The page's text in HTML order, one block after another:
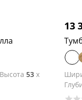
Высота 53 x
13